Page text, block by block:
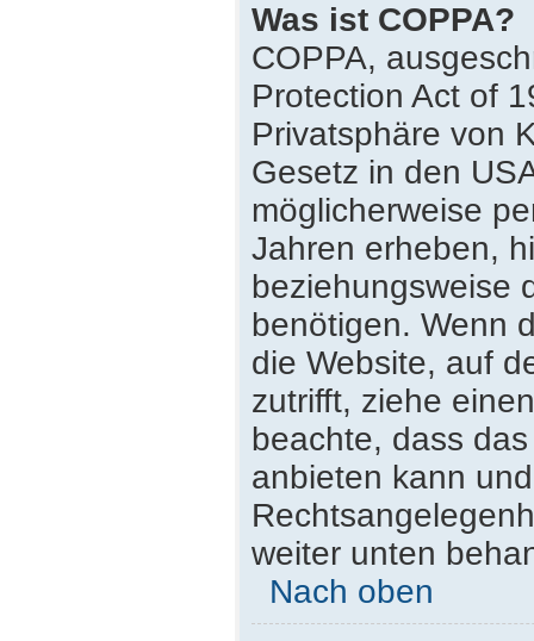
Was ist COPPA?
COPPA,
Protection Act of
Privatsphäre von
Gesetz in den
möglicherweise
Jahren erheben,
beziehungsweise
benötigen. Wenn
die Website, auf
zutrifft, ziehe
beachte, dass
anbieten kann
weiter unten
Nach oben